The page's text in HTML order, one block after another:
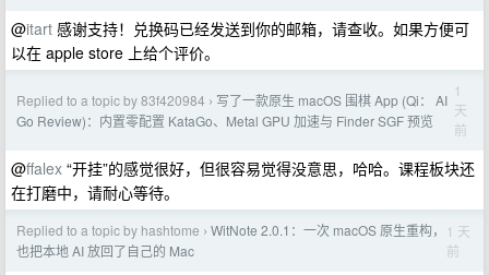
@itart 感谢支持！兑换码已经发送到你的邮箱，请查收。如果方便可
以在 apple store 上给个评价。
Replied to a topic by 83f420984 › 写了一款原生 macOS 围棋 App (Qi： AI
Go Review)：内置零配置 KataGo、Metal GPU 加速与 Finder SGF 预览
1
天
前
@ffalex “开挂”的感觉很好，但很容易觉得没意思，哈哈。课程板块还
在打磨中，请耐心等待。
Replied to a topic by hashtome › WitNote 2.0.1：一次 macOS 原生重构，
也把本地 AI 放回了自己的 Mac
1 天
前